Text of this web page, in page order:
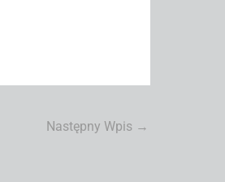
Następny Wpis →